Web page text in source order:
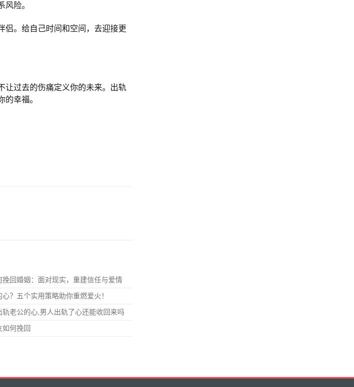
险。
侣。给自己时间和空间，去迎接更
让过去的伤痛定义你的未来。出轨
幸福。
挽回婚姻：面对现实，重建信任与爱情
？五个实用策略助你重燃爱火！
轨老公的心,男人出轨了心还能收回来吗
何挽回